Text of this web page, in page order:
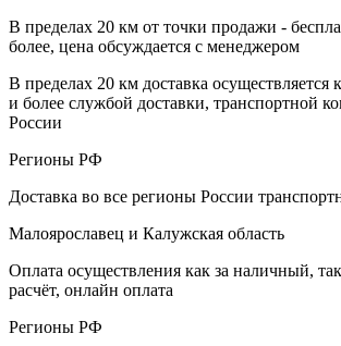
В пределах 20 км от точки продажи -
более, цена обсуждается с менеджером
В пределах 20 км доставка осуществляется
и более службой доставки, транспортной
России
Регионы РФ
Доставка во все регионы России
Малоярославец и Калужская область
Оплата осуществления как за наличный,
расчёт, онлайн оплата
Регионы РФ